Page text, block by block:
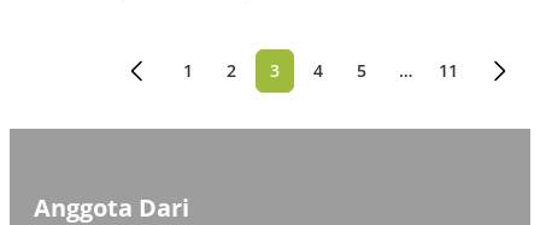
barisan drum band dan paskibraka, gunungan serta
Paginasi
1 2 3 4 5 … 11
Anggota Dari